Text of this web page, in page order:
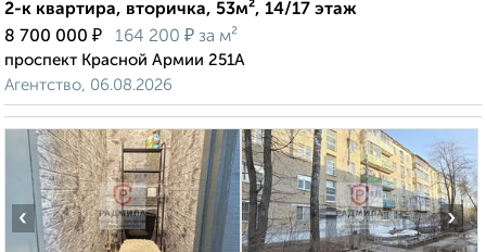
2-к квартира, вторичка, 53м², 14/17 этаж
8 700 000 ₽ 164 200 ₽ за м²
проспект Красной Армии 251А
Агентство, 06.08.2026
‹ ›